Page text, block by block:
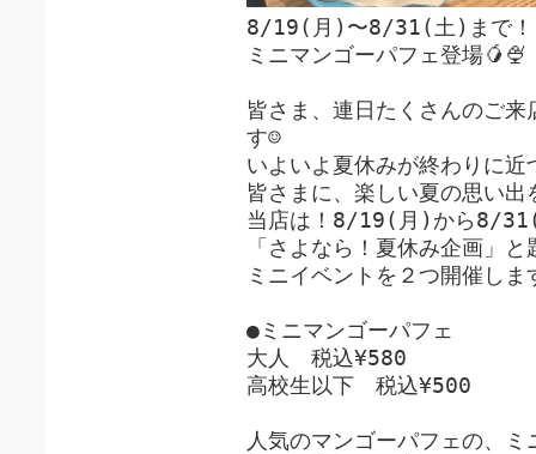
8/19(月)〜8/31(土)まで！
ミニマンゴーパフェ登場🥭🍨
皆さま、連日たくさんのご
す☺️
いよいよ夏休みが終わりに近
皆さまに、楽しい夏の思い
当店は！8/19(月)から8/
「さよなら！夏休み企画」と
ミニイベントを２つ開催しま
●ミニマンゴーパフェ
大人 税込¥580
高校生以下 税込¥500
人気のマンゴーパフェの、